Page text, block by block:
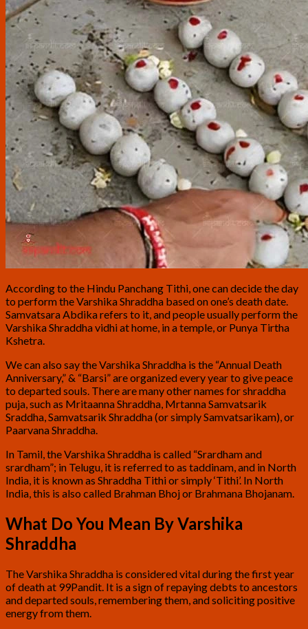
According to the Hindu Panchang Tithi, one can decide the day
to perform the Varshika Shraddha based on one’s death date.
Samvatsara Abdika refers to it, and people usually perform the
Varshika Shraddha vidhi at home, in a temple, or Punya Tirtha
Kshetra.
We can also say the Varshika Shraddha is the “Annual Death
Anniversary,” & “Barsi” are organized every year to give peace
to departed souls. There are many other names for shraddha
puja, such as Mritaanna Shraddha, Mrtanna Samvatsarik
Sraddha, Samvatsarik Shraddha (or simply Samvatsarikam), or
Paarvana Shraddha.
In Tamil, the Varshika Shraddha is called “Srardham and
srardham”; in Telugu, it is referred to as taddinam, and in North
India, it is known as Shraddha Tithi or simply ‘Tithi’. In North
India, this is also called Brahman Bhoj or Brahmana Bhojanam.
What Do You Mean By Varshika
Shraddha
The Varshika Shraddha is considered vital during the first year
of death at 99Pandit. It is a sign of repaying debts to ancestors
and departed souls, remembering them, and soliciting positive
energy from them.